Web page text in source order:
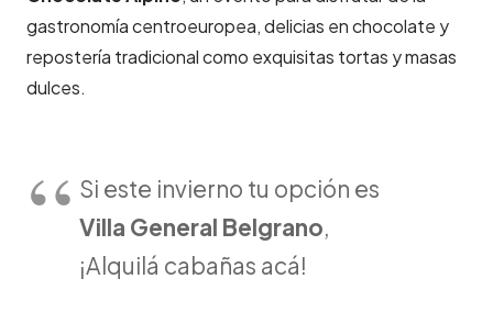
gastronomía centroeuropea, delicias en chocolate y
repostería tradicional como exquisitas tortas y masas
dulces.
Si este invierno tu opción es
Villa General Belgrano,
¡Alquilá cabañas acá!